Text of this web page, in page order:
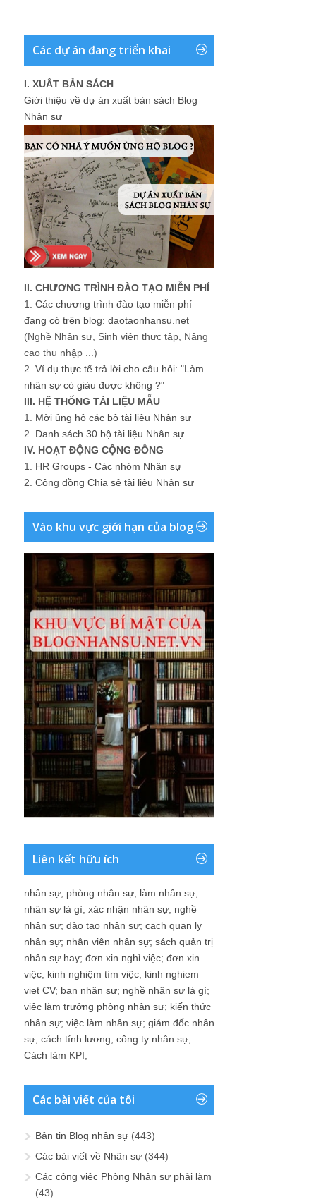
Các dự án đang triển khai
I. XUẤT BẢN SÁCH
Giới thiệu về dự án xuất bản sách Blog
Nhân sự
II. CHƯƠNG TRÌNH ĐÀO TẠO MIỄN PHÍ
1. Các chương trình đào tạo miễn phí
đang có trên blog: daotaonhansu.net
(Nghề Nhân sự, Sinh viên thực tập, Nâng
cao thu nhập ...)
2. Ví dụ thực tế trả lời cho câu hỏi: "Làm
nhân sự có giàu được không ?"
III. HỆ THỐNG TÀI LIỆU MẪU
1. Mời ủng hộ các bộ tài liệu Nhân sự
2. Danh sách 30 bộ tài liệu Nhân sự
IV. HOẠT ĐỘNG CỘNG ĐỒNG
1. HR Groups - Các nhóm Nhân sự
2. Cộng đồng Chia sẻ tài liệu Nhân sự
Vào khu vực giới hạn của blog
Liên kết hữu ích
nhân sự; phòng nhân sự; làm nhân sự;
nhân sự là gì; xác nhận nhân sự; nghề
nhân sự; đào tạo nhân sự; cach quan ly
nhân sự; nhân viên nhân sự; sách quản trị
nhân sự hay; đơn xin nghỉ việc; đơn xin
việc; kinh nghiệm tìm việc; kinh nghiem
viet CV; ban nhân sự; nghề nhân sự là gì;
việc làm trưởng phòng nhân sự; kiến thức
nhân sự; việc làm nhân sự; giám đốc nhân
sự; cách tính lương; công ty nhân sự;
Cách làm KPI;
Các bài viết của tôi
Bản tin Blog nhân sự (443)
Các bài viết về Nhân sự (344)
Các công việc Phòng Nhân sự phải làm
(43)